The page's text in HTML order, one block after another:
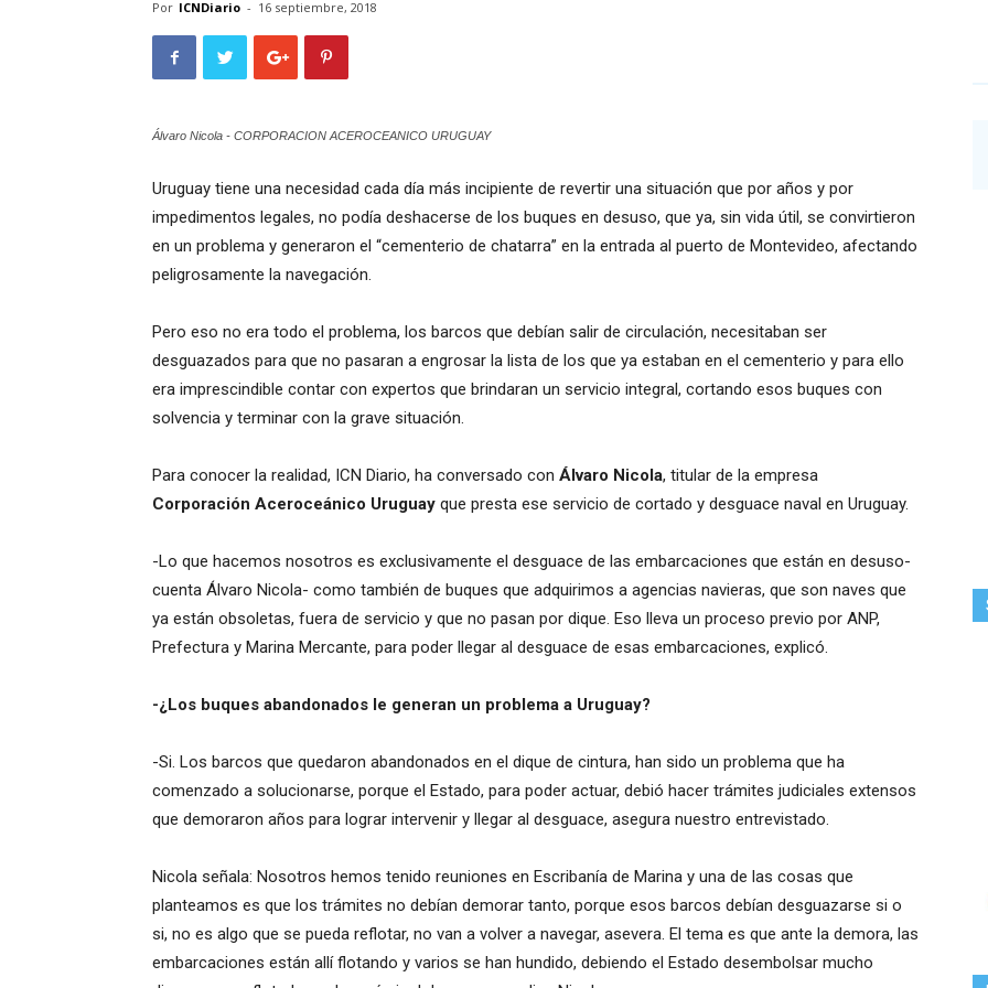
Por ICNDiario - 16 septiembre, 2018
Álvaro Nicola - CORPORACION ACEROCEANICO URUGUAY
Uruguay tiene una necesidad cada día más incipiente de revertir una situación que por años y por
impedimentos legales, no podía deshacerse de los buques en desuso, que ya, sin vida útil, se convirtieron
en un problema y generaron el “cementerio de chatarra” en la entrada al puerto de Montevideo, afectando
peligrosamente la navegación.
Pero eso no era todo el problema, los barcos que debían salir de circulación, necesitaban ser
desguazados para que no pasaran a engrosar la lista de los que ya estaban en el cementerio y para ello
era imprescindible contar con expertos que brindaran un servicio integral, cortando esos buques con
solvencia y terminar con la grave situación.
Para conocer la realidad, ICN Diario, ha conversado con Álvaro Nicola, titular de la empresa
Corporación Aceroceánico Uruguay que presta ese servicio de cortado y desguace naval en Uruguay.
-Lo que hacemos nosotros es exclusivamente el desguace de las embarcaciones que están en desuso-
cuenta Álvaro Nicola- como también de buques que adquirimos a agencias navieras, que son naves que
ya están obsoletas, fuera de servicio y que no pasan por dique. Eso lleva un proceso previo por ANP,
Prefectura y Marina Mercante, para poder llegar al desguace de esas embarcaciones, explicó.
-¿Los buques abandonados le generan un problema a Uruguay?
-Si. Los barcos que quedaron abandonados en el dique de cintura, han sido un problema que ha
comenzado a solucionarse, porque el Estado, para poder actuar, debió hacer trámites judiciales extensos
que demoraron años para lograr intervenir y llegar al desguace, asegura nuestro entrevistado.
Nicola señala: Nosotros hemos tenido reuniones en Escribanía de Marina y una de las cosas que
planteamos es que los trámites no debían demorar tanto, porque esos barcos debían desguazarse si o
si, no es algo que se pueda reflotar, no van a volver a navegar, asevera. El tema es que ante la demora, las
embarcaciones están allí flotando y varios se han hundido, debiendo el Estado desembolsar mucho